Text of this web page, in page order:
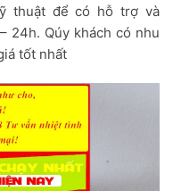
thuật để có hỗ trợ và
24h. Qúy khách có nhu
tốt nhất